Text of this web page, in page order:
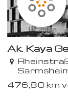
Ak. Kaya
476,80 km